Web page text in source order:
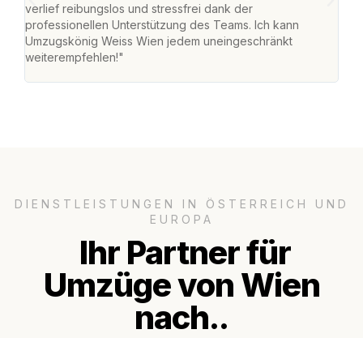
verlief reibungslos und stressfrei dank der
professionellen Unterstützung des Teams. Ich kann
Umzugskönig Weiss Wien jedem uneingeschränkt
weiterempfehlen!"
DIENSTLEISTUNGEN IN ÖSTERREICH UND
EUROPA
Ihr Partner für
Umzüge von Wien
nach..